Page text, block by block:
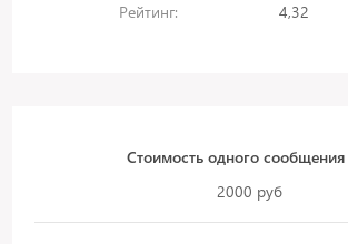
Рейтинг:
4,32
Стоимость одного сообщения
2000 руб